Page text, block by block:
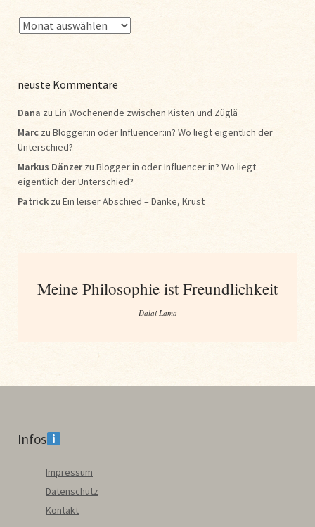
neuste Kommentare
Dana zu Ein Wochenende zwischen Kisten und Züglä
Marc zu Blogger:in oder Influencer:in? Wo liegt eigentlich der
Unterschied?
Markus Dänzerzu Blogger:in oder Influencer:in? Wo liegt
eigentlich der Unterschied?
Patrick zu Ein leiser Abschied – Danke, Krust
Meine Philosophie ist Freundlichkeit
Dalai Lama
Infos
Impressum
Datenschutz
Kontakt